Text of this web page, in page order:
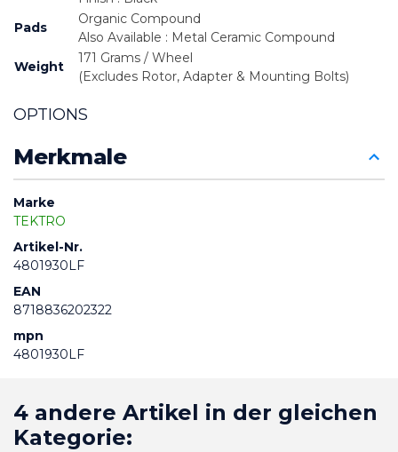
Pads
Organic Compound
Also Available : Metal Ceramic Compound
Weight
171 Grams / Wheel
(Excludes Rotor, Adapter & Mounting Bolts)
OPTIONS
Merkmale
Marke
TEKTRO
Artikel-Nr.
4801930LF
EAN
8718836202322
mpn
4801930LF
4 andere Artikel in der gleichen
Kategorie: